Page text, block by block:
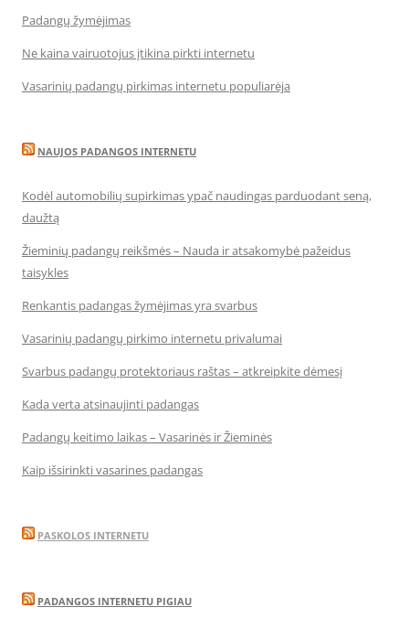
Padangų žymėjimas
Ne kaina vairuotojus įtikina pirkti internetu
Vasarinių padangų pirkimas internetu populiarėja
NAUJOS PADANGOS INTERNETU
Kodėl automobilių supirkimas ypač naudingas parduodant seną,
daužtą
Žieminių padangų reikšmės – Nauda ir atsakomybė pažeidus
taisykles
Renkantis padangas žymėjimas yra svarbus
Vasarinių padangų pirkimo internetu privalumai
Svarbus padangų protektoriaus raštas – atkreipkite dėmesį
Kada verta atsinaujinti padangas
Padangų keitimo laikas – Vasarinės ir Žieminės
Kaip išsirinkti vasarines padangas
PASKOLOS INTERNETU
PADANGOS INTERNETU PIGIAU